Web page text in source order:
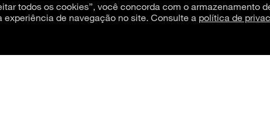
São Paulo
todos os cookies”, você concorda com o armazenamento
experiência de navegação no site. Consulte a política de